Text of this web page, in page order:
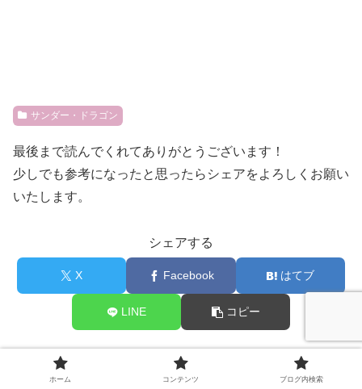
サンダー・ドラゴン
最後まで読んでくれてありがとうございます！
少しでも参考になったと思ったらシェアをよろしくお願い
いたします。
シェアする
X Facebook はてブ
LINE コピー
hassaku
ホーム コンテンツ ブログ内検索